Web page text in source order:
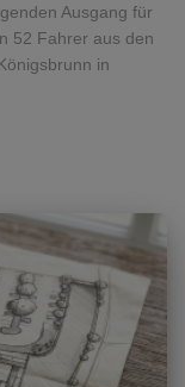
Ausgang für
52 Fahrer aus den
in